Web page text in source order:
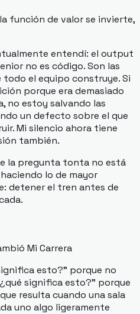
función de valor se invierte,
entendí: el output
no es código. Son las
todo el equipo construye. Si
porque era demasiado
no estoy salvando las
un defecto sobre el que
Mi silencio ahora tiene
también.
la pregunta tonta no está
lo de mayor
detener el tren antes de
Mi Carrera
esto?" porque no
significa esto?" porque
resulta cuando una sala
uno algo ligeramente